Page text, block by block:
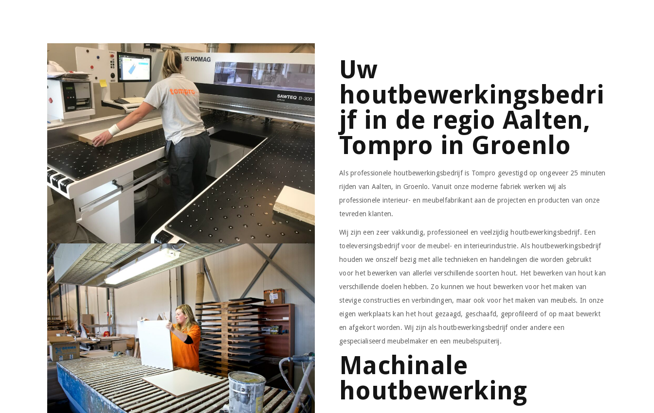
Uw
houtbewerkingsbedri
jf in de regio Aalten,
Tompro in Groenlo
Als professionele houtbewerkingsbedrijf is Tompro gevestigd op ongeveer 25 minuten
rijden van Aalten, in Groenlo. Vanuit onze moderne fabriek werken wij als
professionele interieur- en meubelfabrikant aan de projecten en producten van onze
tevreden klanten.
Wij zijn een zeer vakkundig, professioneel en veelzijdig houtbewerkingsbedrijf. Een
toeleversingsbedrijf voor de meubel- en interieurindustrie. Als houtbewerkingsbedrijf
houden we onszelf bezig met alle technieken en handelingen die worden gebruikt
voor het bewerken van allerlei verschillende soorten hout. Het bewerken van hout kan
verschillende doelen hebben. Zo kunnen we hout bewerken voor het maken van
stevige constructies en verbindingen, maar ook voor het maken van meubels. In onze
eigen werkplaats kan het hout gezaagd, geschaafd, geprofileerd of op maat bewerkt
en afgekort worden. Wij zijn als houtbewerkingsbedrijf onder andere een
gespecialiseerd meubelmaker en een meubelspuiterij.
Machinale
houtbewerking